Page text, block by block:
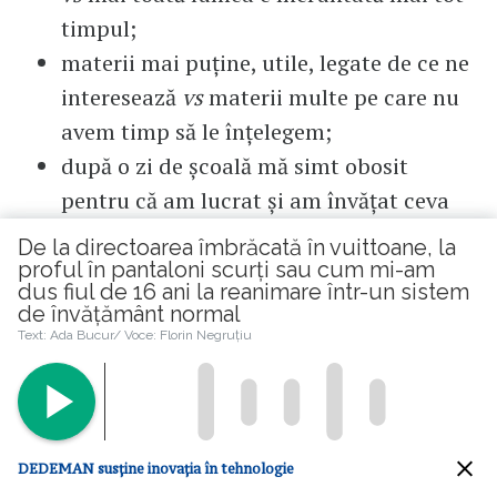
timpul;
materii mai puține, utile, legate de ce ne
interesează vsmaterii multe pe care nu
avem timp să le înțelegem;
după o zi de școală mă simt obosit
pentru că am lucrat și am învățat ceva
interesant
mă simțeam obosit după
ore întregi de plictiseală.
Au trecut două luni de când am plecat și, deși
mi-e dor de acasă, trebuie să mă împac cu
lumea asta nouă pentru că fiul meu e la
reanimare – o încercare de resuscitare a eu-
lui său într-un sistem de învățământ normal.
De la directoarea îmbrăcată în vuittoane, la
proful în pantaloni scurți sau cum mi-am
dus fiul de 16 ani la reanimare într-un sistem
de învățământ normal
Text: Ada Bucur/ Voce: Florin Negruțiu
DEDEMAN susține inovația în tehnologie